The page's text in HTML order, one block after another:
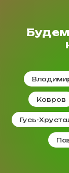
Ковров
Гусь-